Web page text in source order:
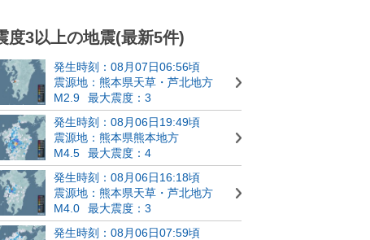
度3以上の地震(最新5件)
発生時刻：08月07日06:56頃
震源地：熊本県天草・芦北地方
M2.9
最大震度：3
発生時刻：08月06日19:49頃
震源地：熊本県熊本地方
M4.5
最大震度：4
発生時刻：08月06日16:18頃
震源地：熊本県天草・芦北地方
M4.0
最大震度：3
発生時刻：08月06日07:59頃